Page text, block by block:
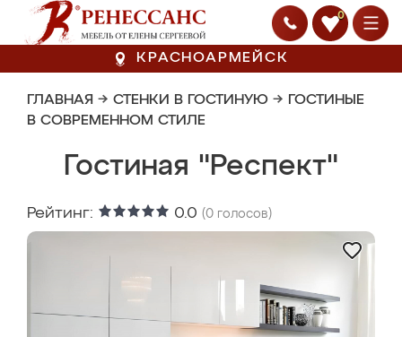
0
КРАСНОАРМЕЙСК
ГЛАВНАЯ → СТЕНКИ В ГОСТИНУЮ → ГОСТИНЫЕ
В СОВРЕМЕННОМ СТИЛЕ
Гостиная "Респект"
Рейтинг: 0.0 (0 голосов)